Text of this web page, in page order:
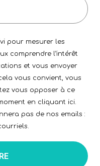
pour mesurer les
comprendre l’intérêt
et vous envoyer
vous convient, vous
vous opposer à ce
en cliquant ici.
pas de nos emails :